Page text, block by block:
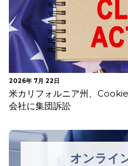
2025年 9月 30日
米国 アプリ利用履歴等の不
オンライ